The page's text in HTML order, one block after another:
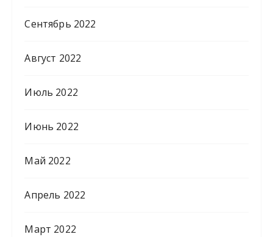
Сентябрь 2022
Август 2022
Июль 2022
Июнь 2022
Май 2022
Апрель 2022
Март 2022